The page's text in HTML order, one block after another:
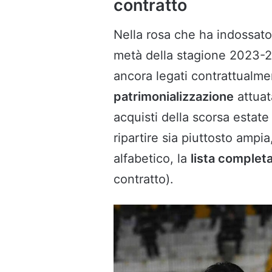
contratto
Nella rosa che ha
metà della stagione
ancora legati
patrimonializzazione
acquisti della scorsa
ripartire sia piuttosto
alfabetico, la lista
contratto).